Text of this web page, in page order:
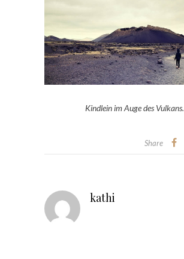
Kindlein im Auge des Vulkans.
Share
kathi